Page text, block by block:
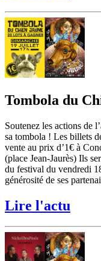
Tombola du
Soutenez les actions de
sa tombola ! Les billets
vente au prix d’1€ à
(place Jean-Jaurès) Ils
du festival du vendredi
générosité de ses
Lire l'actu